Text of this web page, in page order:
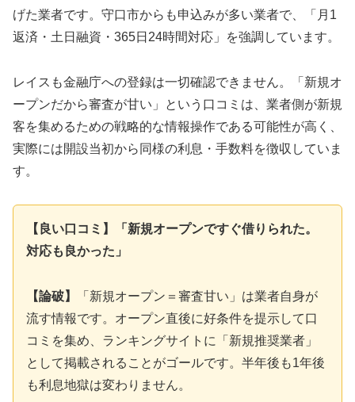
げた業者です。守口市からも申込みが多い業者で、「月1
返済・土日融資・365日24時間対応」を強調しています。
レイスも金融庁への登録は一切確認できません。「新規オ
ープンだから審査が甘い」という口コミは、業者側が新規
客を集めるための戦略的な情報操作である可能性が高く、
実際には開設当初から同様の利息・手数料を徴収していま
す。
【良い口コミ】「新規オープンですぐ借りられた。
対応も良かった」
【論破】
「新規オープン＝審査甘い」は業者自身が
流す情報です。オープン直後に好条件を提示して口
コミを集め、ランキングサイトに「新規推奨業者」
として掲載されることがゴールです。半年後も1年後
も利息地獄は変わりません。